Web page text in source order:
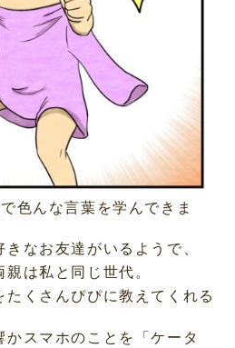
色んな言葉を学んできま
なお友達がいるようで、
は私と同じ世代。
くさんぴぴに教えてくれる
スマホのことを「ケータ